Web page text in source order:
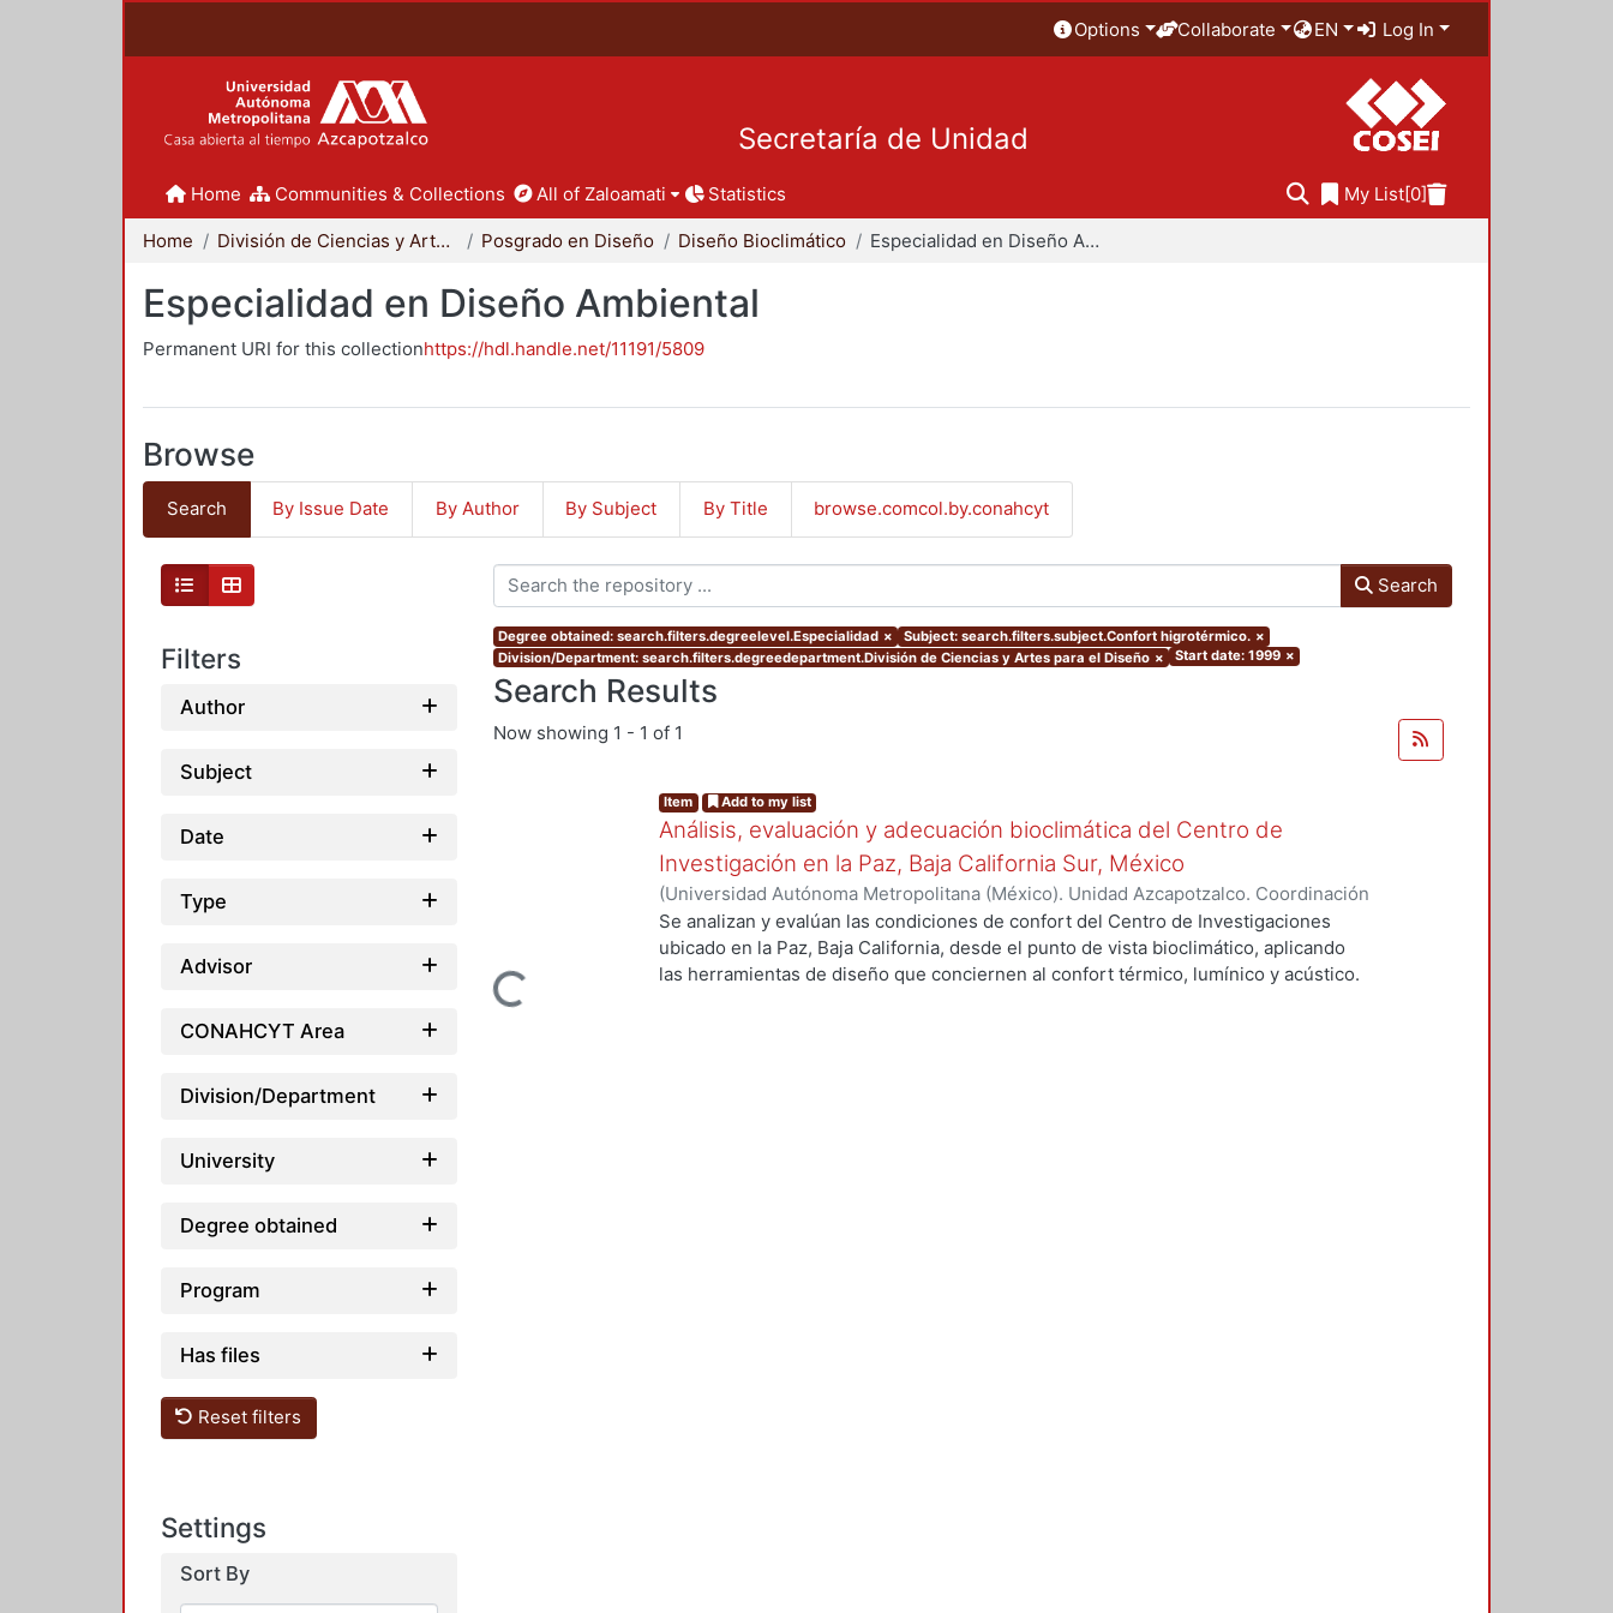
Options Collaborate EN Log In
Secretaría de Unidad
Home Communities & Collections All of Zaloamati Statistics My List[0]
Home División de Ciencias y Artes para el Diseño Posgrado en Diseño Diseño Bioclimático Especialidad en Diseño Ambiental
Especialidad en Diseño Ambiental
Permanent URI for this collectionhttps://hdl.handle.net/11191/5809
Browse
Search By Issue Date By Author By Subject By Title browse.comcol.by.conahcyt
Filters
Author
Subject
Date
Type
Advisor
CONAHCYT Area
Division/Department
University
Degree obtained
Program
Has files
Reset filters
Settings
Sort By
Search
Degree obtained: search.filters.degreelevel.Especialidad × Subject: search.filters.subject.Confort higrotérmico. ×
Division/Department: search.filters.degreedepartment.División de Ciencias y Artes para el Diseño × Start date: 1999 ×
Search Results
Now showing 1 - 1 of 1
Loading...
Item Add to my list
Análisis, evaluación y adecuación bioclimática del Centro de
Investigación en la Paz, Baja California Sur, México
(Universidad Autónoma Metropolitana (México). Unidad Azcapotzalco. Coordinación
de Servicios de Información.,1999-12 )García Tavera, José Luis
Se analizan y evalúan las condiciones de confort del Centro de Investigaciones
ubicado en la Paz, Baja California, desde el punto de vista bioclimático, aplicando
las herramientas de diseño que conciernen al confort térmico, lumínico y acústico.